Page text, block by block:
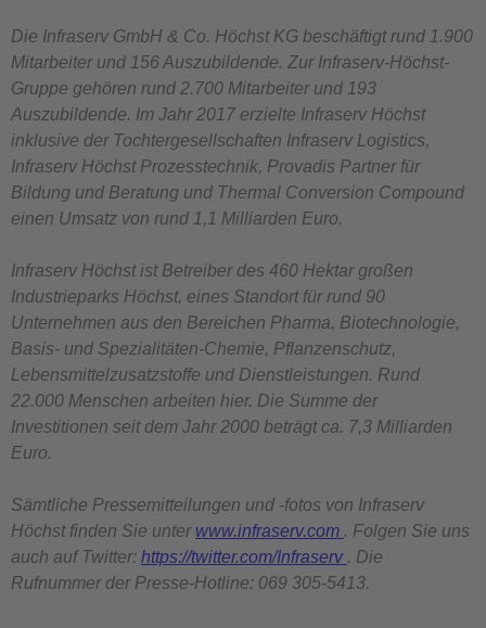
Die Infraserv GmbH & Co. Höchst KG beschäftigt rund 1.900
Mitarbeiter und 156 Auszubildende. Zur Infraserv-Höchst-
Gruppe gehören rund 2.700 Mitarbeiter und 193
Auszubildende. Im Jahr 2017 erzielte Infraserv Höchst
inklusive der Tochtergesellschaften Infraserv Logistics,
Infraserv Höchst Prozesstechnik, Provadis Partner für
Bildung und Beratung und Thermal Conversion Compound
einen Umsatz von rund 1,1 Milliarden Euro.
Infraserv Höchst ist Betreiber des 460 Hektar großen
Industrieparks Höchst, eines Standort für rund 90
Unternehmen aus den Bereichen Pharma, Biotechnologie,
Basis- und Spezialitäten-Chemie, Pflanzenschutz,
Lebensmittelzusatzstoffe und Dienstleistungen. Rund
22.000 Menschen arbeiten hier. Die Summe der
Investitionen seit dem Jahr 2000 beträgt ca. 7,3 Milliarden
Euro.
Sämtliche Pressemitteilungen und -fotos von Infraserv
Höchst finden Sie unter www.infraserv.com . Folgen Sie uns
auch auf Twitter: https://twitter.com/Infraserv . Die
Rufnummer der Presse-Hotline: 069 305-5413.